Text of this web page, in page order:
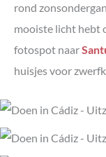
rond
mooiste licht hebt
fotospot naar
huisjes voor